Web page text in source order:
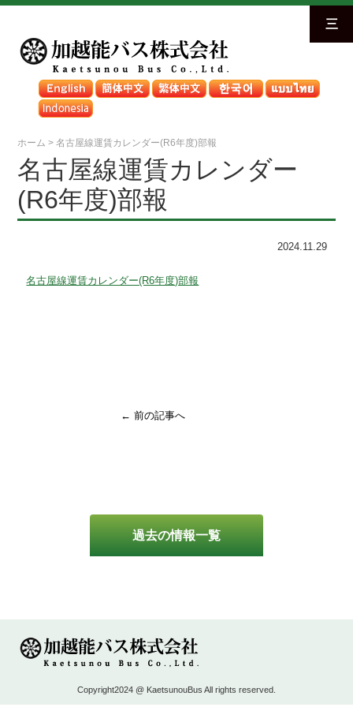
三
ホーム >名古屋線運賃カレンダー(R6年度)部報
過去の情報一覧
名古屋線運賃カレンダー
(R6年度)部報
2024.11.29
名古屋線運賃カレンダー(R6年度)部報
← 前の記事へ
Copyright2024 @ KaetsunouBus All rights reserved.